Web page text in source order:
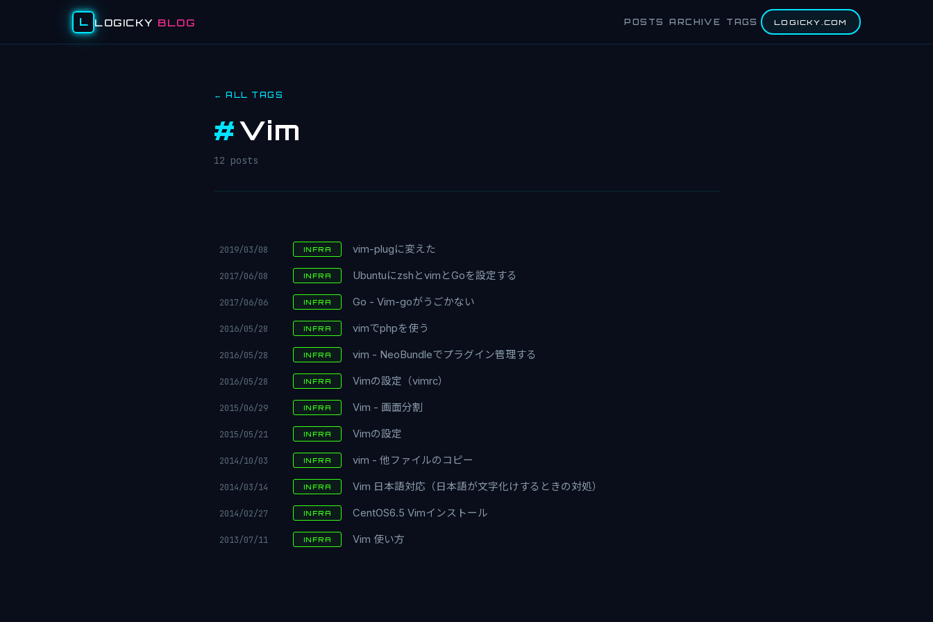
L LOGICKY BLOG POSTS ARCHIVE TAGS LOGICKY.COM
← ALL TAGS
#Vim
12 posts
2019/03/08 INFRA vim-plugに変えた
2017/06/08 INFRA UbuntuにzshとvimとGoを設定する
2017/06/06 INFRA Go - Vim-goがうごかない
2016/05/28 INFRA vimでphpを使う
2016/05/28 INFRA vim - NeoBundleでプラグイン管理する
2016/05/28 INFRA Vimの設定（vimrc）
2015/06/29 INFRA Vim - 画面分割
2015/05/21 INFRA Vimの設定
2014/10/03 INFRA vim - 他ファイルのコピー
2014/03/14 INFRA Vim 日本語対応（日本語が文字化けするときの対処）
2014/02/27 INFRA CentOS6.5 Vimインストール
2013/07/11 INFRA Vim 使い方